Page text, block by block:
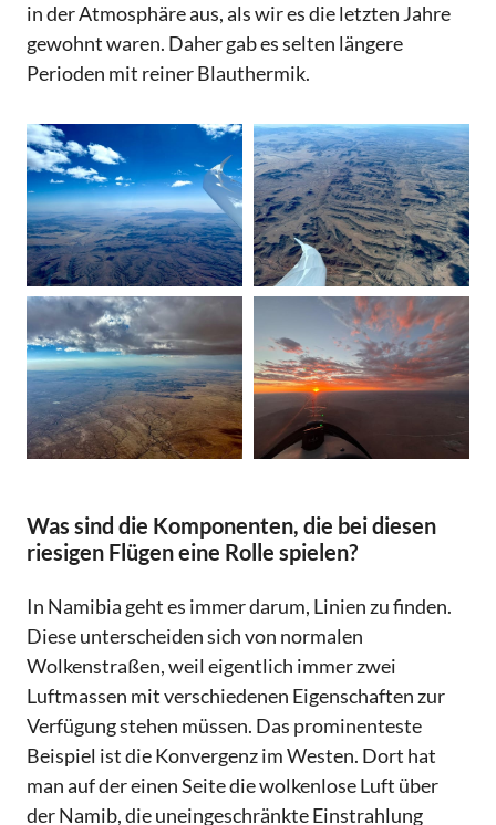
in der Atmosphäre aus, als wir es die letzten Jahre
gewohnt waren. Daher gab es selten längere
Perioden mit reiner Blauthermik.
Was sind die Komponenten, die bei diesen
riesigen Flügen eine Rolle spielen?
In Namibia geht es immer darum, Linien zu finden.
Diese unterscheiden sich von normalen
Wolkenstraßen, weil eigentlich immer zwei
Luftmassen mit verschiedenen Eigenschaften zur
Verfügung stehen müssen. Das prominenteste
Beispiel ist die Konvergenz im Westen. Dort hat
man auf der einen Seite die wolkenlose Luft über
der Namib, die uneingeschränkte Einstrahlung